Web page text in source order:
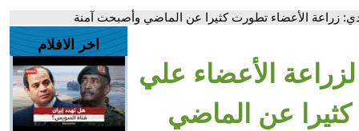
زراعة الأعضاء تطورت كثيرا عن الماضي وأصبحت آمنة
الأعضاء علي
عن الماضي
اخر الافلام